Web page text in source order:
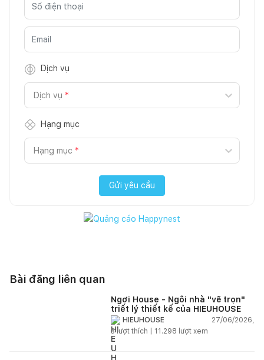
Dịch vụ
Dịch vụ *
Hạng mục
Hạng mục *
Gửi yêu cầu
Bài đăng liên quan
Ngơi House - Ngôi nhà "vẽ trọn"
triết lý thiết kế của HIEUHOUSE
HIEUHOUSE
27/06/2026,
3lượt thích | 11.298 lượt xem